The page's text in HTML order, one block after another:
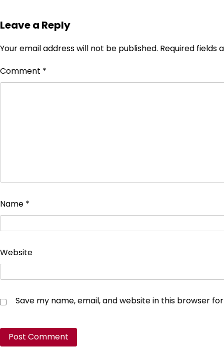
Leave a Reply
Your email address will not be published. Required fields
Comment *
Name *
Website
Save my name, email, and website in this browser